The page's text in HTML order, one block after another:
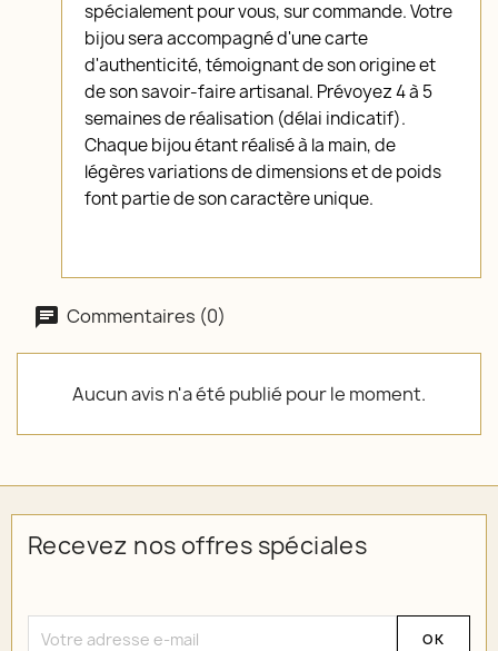
spécialement pour vous, sur commande. Votre
bijou sera accompagné d'une carte
d'authenticité, témoignant de son origine et
de son savoir-faire artisanal. Prévoyez 4 à 5
semaines de réalisation (délai indicatif).
Chaque bijou étant réalisé à la main, de
légères variations de dimensions et de poids
font partie de son caractère unique.
Commentaires (0)
Aucun avis n'a été publié pour le moment.
Recevez nos offres spéciales